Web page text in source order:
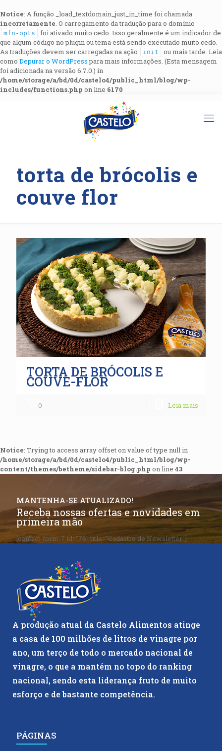
Notice: A função _load_textdomain_just_in_time foi chamada
incorretamente. O carregamento da tradução para o domínio
mfn-opts
foi ativado muito cedo. Isso geralmente é um indicador de
que algum código no plugin ou tema está sendo executado muito cedo.
As traduções devem ser carregadas na ação
init
ou mais tarde. Leia
como Depurar o WordPresspara mais informações. (Esta mensagem
foi adicionada na versão 6.7.0.) in
/home/storage/a/bd/0d/castelo4/public_html/blog/wp-
includes/functions.php on line 6170
torta de brócolis e
couve flor
TORTA DE BRÓCOLIS E
COUVE-FLOR
0 Leia mais
Notice: Trying to access array offset on value of type null in
/home/storage/a/bd/0d/castelo4/public_html/blog/wp-
content/themes/betheme/sidebar-blog.php on line 43
MANTENHA-SE ATUALIZADO!
Receba nossas ofertas e novidades em
primeira mão
[contact-form-7 id="76" title="Cadastro de Newsletter"]
A produção atual da Castelo Alimentos atinge
a casa de 100 milhões de litros de vinagre por
ano, um terço de todo o mercado nacional de
vinagre, o que a mantém no topo do ranking
nacional, sendo esta liderança fruto de muito
esforço e de bastante competência.
PÁGINAS